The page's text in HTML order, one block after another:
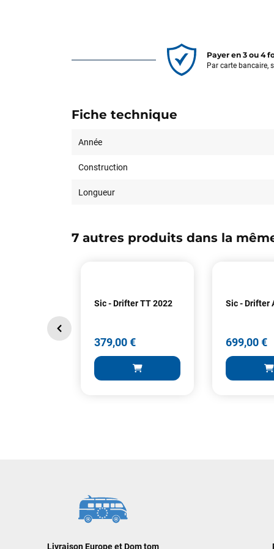
Payer en 3 ou 4
Par carte bancaire,
Fiche technique
Année
Construction
Longueur
7 autres produits dans la
Sic - Drifter TT 2022
379,00 €
Sic - Drifter
699,00 €
Livraison Europe et Dom tom